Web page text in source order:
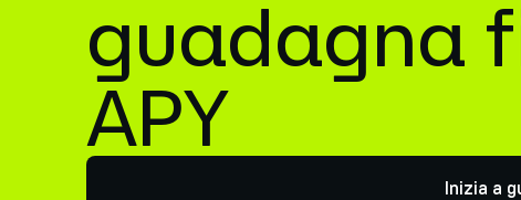
guadagna
APY
Inizia a